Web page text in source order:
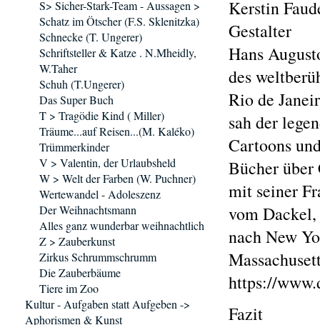
Kerstin
Gestalter
Hans
des
Rio de
sah der
Cartoons
Bücher über
mit seiner
vom
nach New
https://
Fazit
S> Sicher-Stark-Team - Aussagen >
Schatz im Ötscher (F.S. Sklenitzka)
Schnecke (T. Ungerer)
Schriftsteller & Katze . N.Mheidly,
W.Taher
Schuh (T.Ungerer)
Das Super Buch
T > Tragödie Kind ( Miller)
Träume...auf Reisen...(M. Kaléko)
Trümmerkinder
V > Valentin, der Urlaubsheld
W > Welt der Farben (W. Puchner)
Wertewandel - Adoleszenz
Der Weihnachtsmann
Alles ganz wunderbar weihnachtlich
Z > Zauberkunst
Zirkus Schrummschrumm
Die Zauberbäume
Tiere im Zoo
Kultur - Aufgaben statt Aufgeben ->
Aphorismen & Kunst